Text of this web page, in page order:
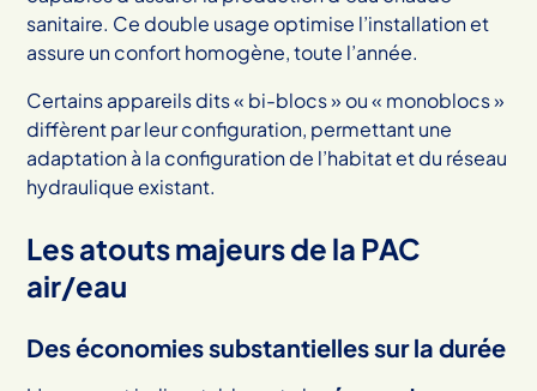
sanitaire. Ce double usage optimise l’installation et
assure un confort homogène, toute l’année.
Certains appareils dits « bi-blocs » ou « monoblocs »
diffèrent par leur configuration, permettant une
adaptation à la configuration de l’habitat et du réseau
hydraulique existant.
Les atouts majeurs de la PAC
air/eau
Des économies substantielles sur la durée